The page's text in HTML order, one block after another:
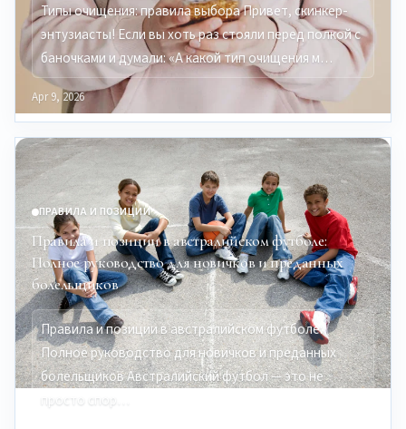
Типы очищения: правила выбора Привет, скинкер-
энтузиасты! Если вы хоть раз стояли перед полкой с
баночками и думали: «А какой тип очищения м…
Apr 9, 2026
ПРАВИЛА И ПОЗИЦИИ
Правила и позиции в австралийском футболе:
Полное руководство для новичков и преданных
болельщиков
Правила и позиции в австралийском футболе:
Полное руководство для новичков и преданных
болельщиков Австралийский футбол — это не
просто спор…